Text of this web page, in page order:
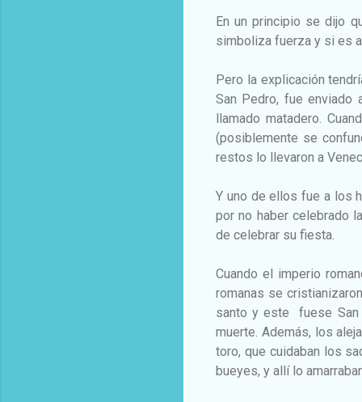
En un principio se dijo
simboliza fuerza y si es
Pero la explicación
San Pedro, fue enviado
llamado matadero.
(posiblemente se
restos lo llevaron a
Y uno de ellos fue a los
por no haber celebrado
de celebrar su fiesta.
Cuando el imperio
romanas se
santo y este fuese San
muerte. Además, los
toro, que cuidaban los
bueyes, y allí lo